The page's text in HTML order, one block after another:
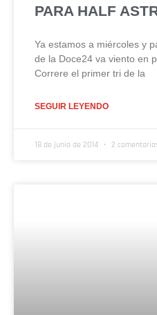
PARA HALF
Ya estamos a miércoles y
de la Doce24 va viento en
Correre el primer tri de la
SEGUIR LEYENDO
18 de junio de 2014 2